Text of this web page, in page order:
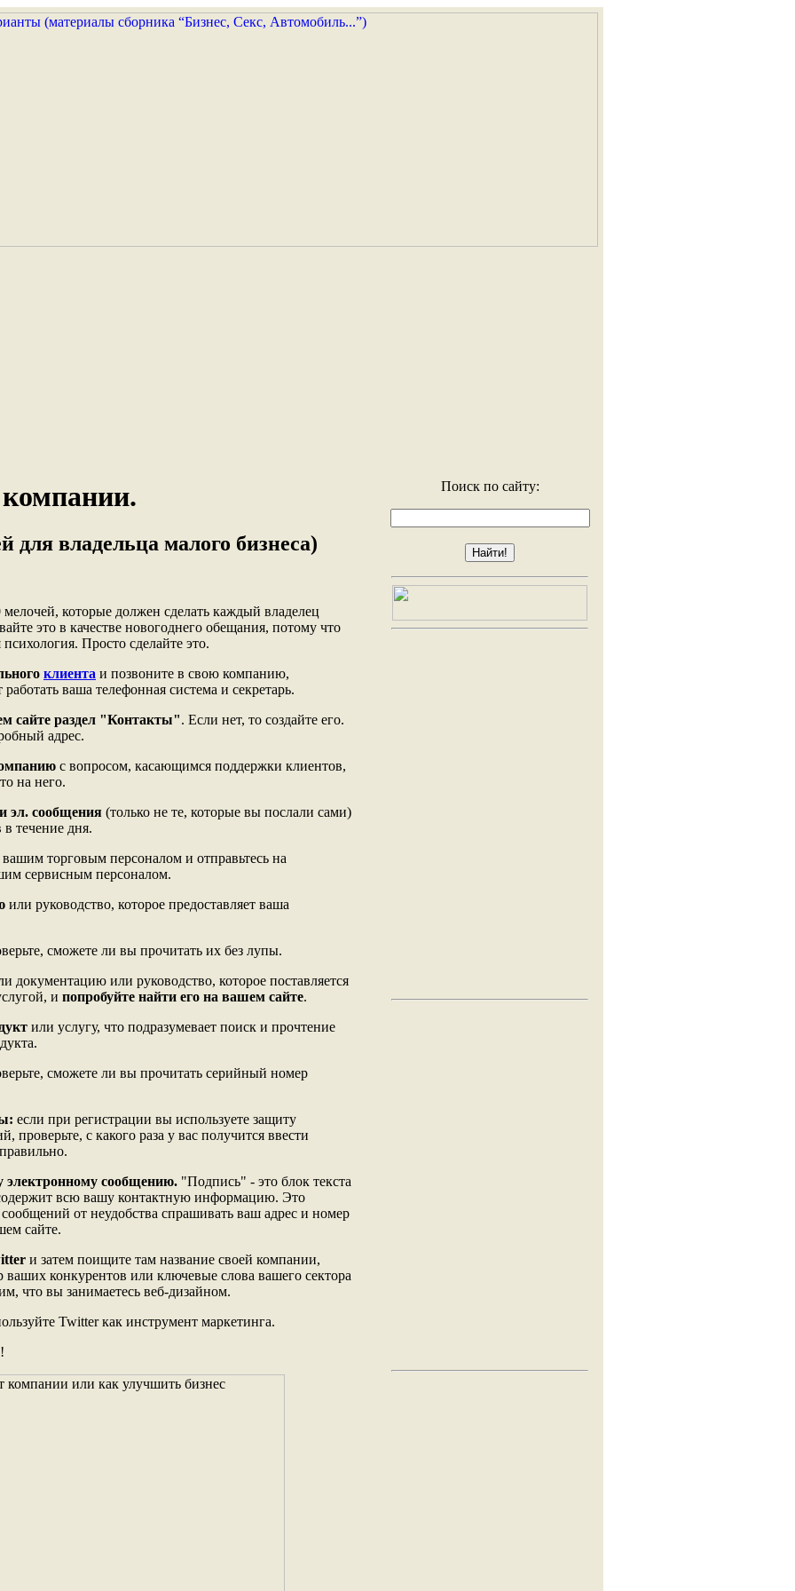
для владельца малого бизнеса)
которые должен сделать каждый владелец
это в качестве новогоднего обещания, потому что
Просто сделайте это.
клиента и позвоните в свою компанию,
ваша телефонная система и секретарь.
сайте раздел "Контакты". Если нет, то создайте его.
адрес.
с вопросом, касающимся поддержки клиентов,
на него.
эл. сообщения (только не те, которые вы послали сами)
течение дня.
торговым персоналом и отправьтесь на
сервисным персоналом.
или руководство, которое предоставляет ваша
сможете ли вы прочитать их без лупы.
документацию или руководство, которое поставляется
и попробуйте найти его на вашем сайте.
или услугу, что подразумевает поиск и прочтение
сможете ли вы прочитать серийный номер
если при регистрации вы используете защиту
проверьте, с какого раза у вас получится ввести
электронному сообщению. "Подпись" - это блок текста
всю вашу контактную информацию. Это
от неудобства спрашивать ваш адрес и номер
сайте.
и затем поищите там название своей компании,
ваших конкурентов или ключевые слова вашего сектора
что вы занимаетесь веб-дизайном.
Twitter как инструмент маркетинга.
Поиск по сайту: